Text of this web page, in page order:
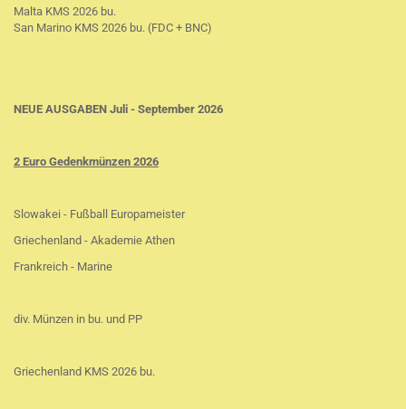
Malta KMS 2026 bu.
San Marino KMS 2026 bu. (FDC + BNC)
NEUE AUSGABEN Juli - September 2026
2 Euro Gedenkmünzen 2026
Slowakei - Fußball Europameister
Griechenland - Akademie Athen
Frankreich - Marine
div. Münzen in bu. und PP
Griechenland KMS 2026 bu.